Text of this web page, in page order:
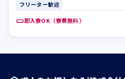
フリーター歓迎
即入寮OK（寮費無料）